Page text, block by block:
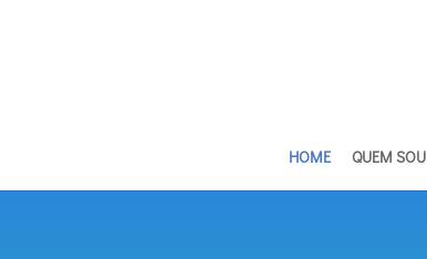
HOME QUEM SOU